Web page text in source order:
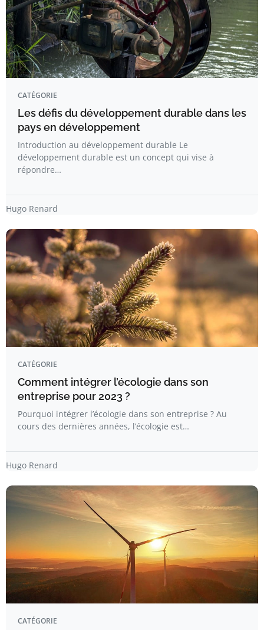
CATÉGORIE
Les défis du développement durable dans les
pays en développement
Introduction au développement durable Le
développement durable est un concept qui vise à
répondre…
Hugo Renard
CATÉGORIE
Comment intégrer l’écologie dans son
entreprise pour 2023 ?
Pourquoi intégrer l’écologie dans son entreprise ? Au
cours des dernières années, l’écologie est…
Hugo Renard
CATÉGORIE